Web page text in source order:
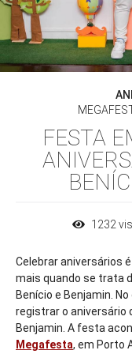
FESTA
1232
Celebrar aniversários
mais quando se trata
Benício e Benjamin.
registrar o aniversário
Benjamin. A festa
Megafesta, em Porto